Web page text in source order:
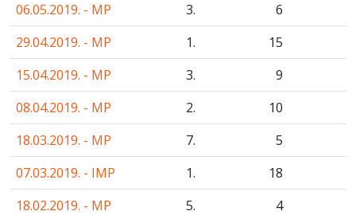
06.05.2019. - MP
3.
6
29.04.2019. - MP
1.
15
15.04.2019. - MP
3.
9
08.04.2019. - MP
2.
10
18.03.2019. - MP
7.
5
07.03.2019. - IMP
1.
18
18.02.2019. - MP
5.
4